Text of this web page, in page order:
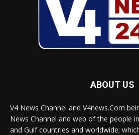
ABOUT US
V4 News Channel and V4news.Com
News Channel and web of the people
and Gulf countries and worldwide;